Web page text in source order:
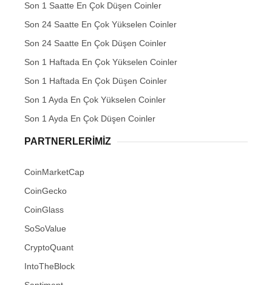
Son 1 Saatte En Çok Düşen Coinler
Son 24 Saatte En Çok Yükselen Coinler
Son 24 Saatte En Çok Düşen Coinler
Son 1 Haftada En Çok Yükselen Coinler
Son 1 Haftada En Çok Düşen Coinler
Son 1 Ayda En Çok Yükselen Coinler
Son 1 Ayda En Çok Düşen Coinler
PARTNERLERIMIZ
CoinMarketCap
CoinGecko
CoinGlass
SoSoValue
CryptoQuant
IntoTheBlock